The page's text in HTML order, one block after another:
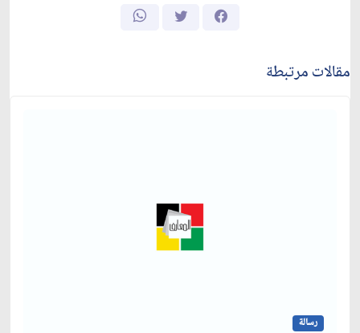
مقالات مرتبطة
رسالة